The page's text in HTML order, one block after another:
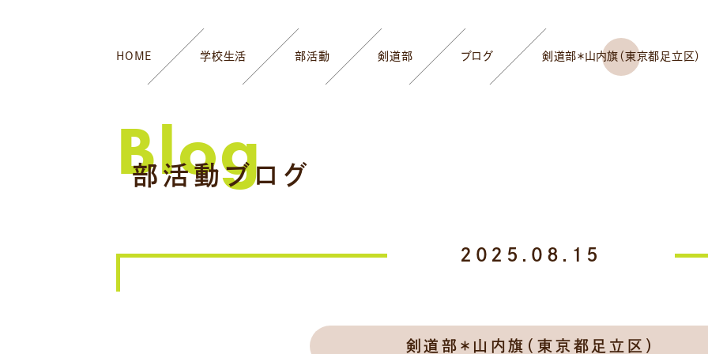
HOME 学校生活 部活動 剣道部 ブログ 剣道部＊山内旗（東京都足立区）
部活動ブログ
Blog
2025.08.15
剣道部＊山内旗（東京都足立区）